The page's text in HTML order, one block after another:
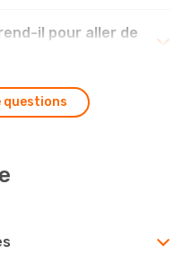
il pour aller de
questions